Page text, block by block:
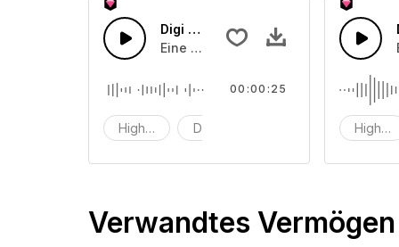
Digi Tech 7
Eine Kombination aus High-Tech-
Hightech Digitaltechnik
00:00:25
Verwandtes Vermögen